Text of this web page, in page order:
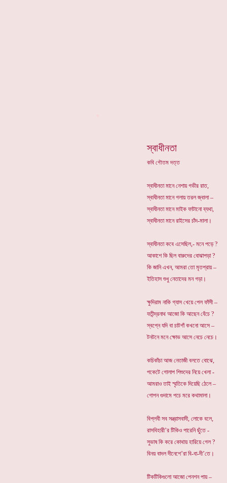
স্বাধীনতা
কবি গৌতম দত্ত
স্বাধীনতা মানে নেশায় গভীর রাত,
স্বাধীনতা মানে গলায় তরল জ্বালা –
স্বাধীনতা মানে মাইক ফাটানো ব্যথা,
স্বাধীনতা মানে রাইসের চাঁদ-মালা।
স্বাধীনতা কবে এসেছিল,- মনে পড়ে ?
আকাশে কি ছিল বারুদের বোঝাপড়া ?
কি জানি এখন, আমরা তো মৃতপ্রায় –
ইতিহাস শুধু নেতাদের মন গড়া।
ক্ষুদিরাম নাকি গ্যাস খেয়ে পেল ফাঁসী –
যতীন্দ্রনাথ আজো কি আছেন বেঁচে ?
স্বপ্নে যদি বা চাটগাঁ কখনো আসে –
টনটনে মনে ক্ষোভ আসে নেচে নেচে।
কচিকাঁচা আজ নেতাজী বলতে বোঝে,
পকেটে গোলাপ শিশুদের নিয়ে খেলা -
আমরাও তাই স্মৃতিকে দিয়েছি ঠেলে –
গোপন গুদামে পচে মরে কথামালা।
বিপ্লবী সব সন্ত্রাসবাদী, লোকে বলে,
রাসবিহারী’র টিকিও পারেনি ছুঁতে -
সুভাষ কি করে কোথায় হারিয়ে গেল ?
বিনয় বাদল দীনেশে’রা বি-বা-দী’তে।
টিকটিকিগুলো আজো পেনশন পায় –